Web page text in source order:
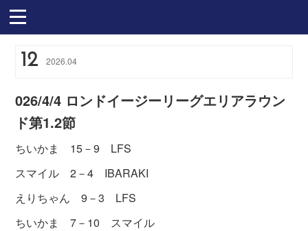
12 2026.04
026/4/4 ロンドイージーリーグエリアラウン
ド第1.2節
ちいかま 15－9 LFS
スマイル 2－4 IBARAKI
えりちゃん 9－3 LFS
ちいかま 7－10 スマイル